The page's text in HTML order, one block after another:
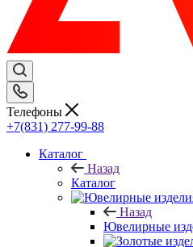
Телефоны
+7(831) 277-99-88
Каталог
Назад
Каталог
Назад
Ювелирные